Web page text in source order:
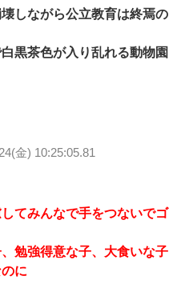
しながら公立教育は終焉の
黒茶色が入り乱れる動物園
金) 10:25:05.81
てみんなで手をつないでゴ
勉強得意な子、大食いな子
に